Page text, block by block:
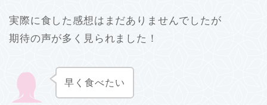
実際に食した感想はまだありませんでしたが
期待の声が多く見られました！
早く食べたい